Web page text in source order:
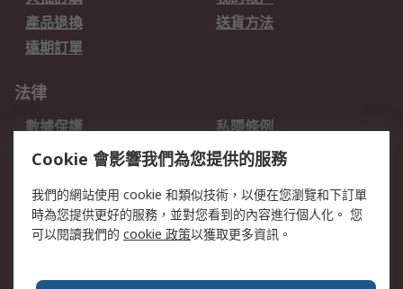
產品退換
送貨方法
遠期訂單
法律
數據保護
私隱條例
網站條款
郵件安全
關於RS
全球辦事處
加入我們
Cookie 會影響我們為您提供的服務
我們的網站使用 cookie 和類似技術，以便在您瀏覽和下訂單
時為您提供更好的服務，並對您看到的內容進行個人化。 您
可以閱讀我們的 cookie 政策以獲取更多資訊。